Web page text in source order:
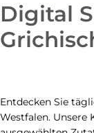
Digital
Entdecken Sie
Westfalen. Unsere